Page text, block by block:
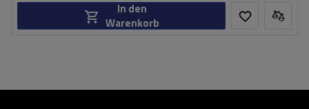
In den
Warenkorb